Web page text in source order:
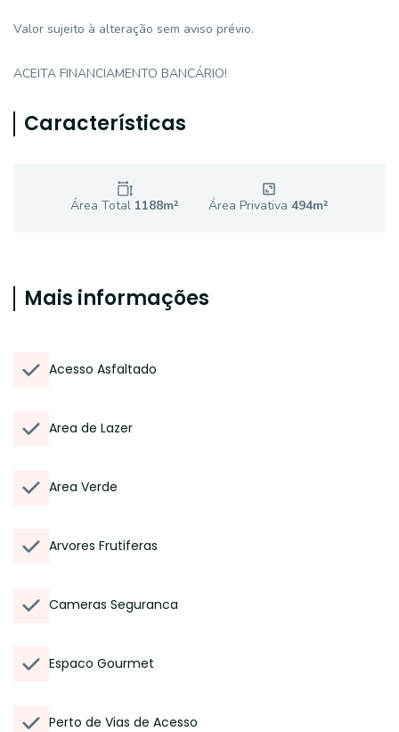
Valor sujeito à alteração sem aviso prévio.
ACEITA FINANCIAMENTO BANCÁRIO!
Características
Área Total 1188m² Área Privativa494m²
Mais informações
Acesso Asfaltado
Area de Lazer
Area Verde
Arvores Frutiferas
Cameras Seguranca
Espaco Gourmet
Perto de Vias de Acesso